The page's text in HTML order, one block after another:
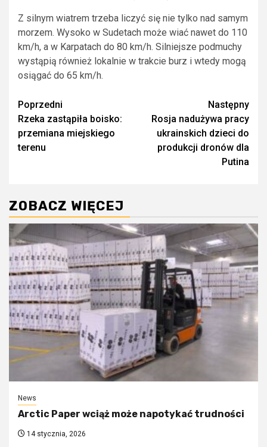
Z silnym wiatrem trzeba liczyć się nie tylko nad samym
morzem. Wysoko w Sudetach może wiać nawet do 110
km/h, a w Karpatach do 80 km/h. Silniejsze podmuchy
wystąpią również lokalnie w trakcie burz i wtedy mogą
osiągać do 65 km/h.
Zobacz
wpisy
Poprzedni
Rzeka zastąpiła boisko:
przemiana miejskiego
terenu
Następny
Rosja nadużywa pracy
ukrainskich dzieci do
produkcji dronów dla
Putina
ZOBACZ WIĘCEJ
News
Arctic Paper wciąż może napotykać trudności
14 stycznia, 2026